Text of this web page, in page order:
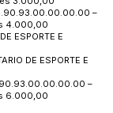
–
4.000,00
ESPORTE E
DE ESPORTE E
–
6.000,00